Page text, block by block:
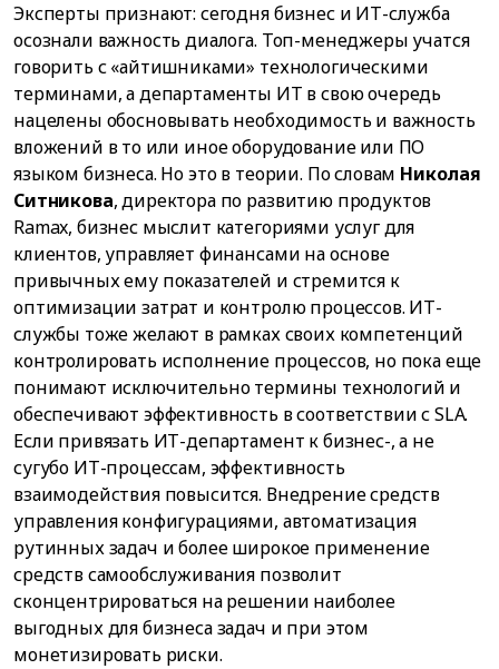
Эксперты признают: сегодня бизнес и ИТ-служба
осознали важность диалога. Топ-менеджеры учатся
говорить с «айтишниками» технологическими
терминами, а департаменты ИТ в свою очередь
нацелены обосновывать необходимость и важность
вложений в то или иное оборудование или ПО
языком бизнеса. Но это в теории. По словам Николая
Ситникова, директора по развитию продуктов
Ramax, бизнес мыслит категориями услуг для
клиентов, управляет финансами на основе
привычных ему показателей и стремится к
оптимизации затрат и контролю процессов. ИТ-
службы тоже желают в рамках своих компетенций
контролировать исполнение процессов, но пока еще
понимают исключительно термины технологий и
обеспечивают эффективность в соответствии с SLA.
Если привязать ИТ-департамент к бизнес-, а не
сугубо ИТ-процессам, эффективность
взаимодействия повысится. Внедрение средств
управления конфигурациями, автоматизация
рутинных задач и более широкое применение
средств самообслуживания позволит
сконцентрироваться на решении наиболее
выгодных для бизнеса задач и при этом
монетизировать риски.